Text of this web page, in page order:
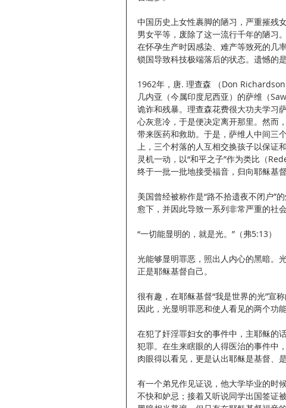
中国历史上女性裹脚的陋习，严重摧残
男女平等，废除了这一流行千年的陋习
在怀孕生产时因感染、难产等致死的几
锁国导致科技极端落后的状态。遗憾的
1962年，唐. 理查森 （Don
几内亚（今属印度尼西亚）的萨维（
诡诈和残暴。理查森花费很大功夫学习
心灰意冷，于是便决定离开那里。然而
带来医药和救助。于是，萨维人中间三
上，三个村落的人互相交换孩子以保证
灵机一动，以“和平之子”作为类比（
终于一批一批地接受福音，归向耶稣基
美国曾经被称作是“路不拾遗夜不闭户”
愈下，并因此导致一系列非常严重的社
“一切能显明的，就是光。”（弗5:13）
光能够显明罪恶，照出人内心的黑暗。
正是耶稣基督自己。
很有趣，在耶稣基督“我是世界的光”宣
因此，光显明罪恶和使人看见的两个功
在犯了奸淫罪妇女的事件中，主耶稣的
犯罪。在生来瞎眼的人得医治的事件中
肉眼得以看见，更是认出耶稣是基督、是
有一个弟兄作见证说，他大学毕业的时
不快和妒忌；接着又听说同学出国签证